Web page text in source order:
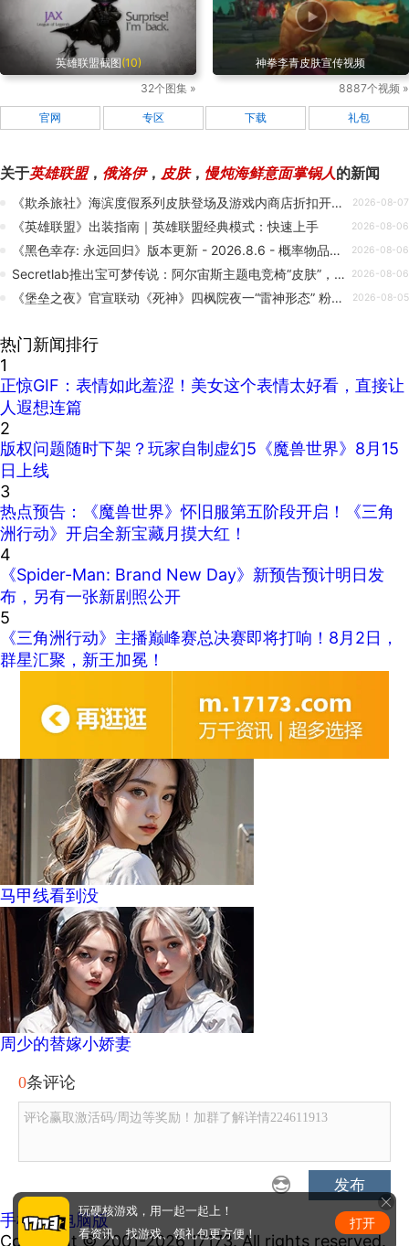
英雄联盟截图(10)
32个图集 »
神拳李青皮肤宣传视频
8887个视频 »
官网 专区 下载 礼包
关于英雄联盟， 俄洛伊， 皮肤， 慢炖海鲜意面掌锅人的新闻
《欺杀旅社》海滨度假系列皮肤登场及游戏内商店折扣开启！ 2026-08-07
《英雄联盟》出装指南｜英雄联盟经典模式：快速上手 2026-08-06
《黑色幸存: 永远回归》版本更新 - 2026.8.6 - 概率物品调整说明 2026-08-06
Secretlab推出宝可梦传说：阿尔宙斯主题电竞椅“皮肤”，以初代御三家进化形态为特色 2026-08-06
《堡垒之夜》官宣联动《死神》四枫院夜一“雷神形态” 粉丝跪求别和谐我女神 2026-08-05
热门新闻排行
1
正惊GIF：表情如此羞涩！美女这个表情太好看，直接让
人遐想连篇
2
版权问题随时下架？玩家自制虚幻5《魔兽世界》8月15
日上线
3
热点预告：《魔兽世界》怀旧服第五阶段开启！《三角
洲行动》开启全新宝藏月摸大红！
4
《Spider-Man: Brand New Day》新预告预计明日发
布，另有一张新剧照公开
5
《三角洲行动》主播巅峰赛总决赛即将打响！8月2日，
群星汇聚，新王加冕！
马甲线看到没
周少的替嫁小娇妻
0条评论
评论赢取激活码/周边等奖励！加群了解详情224611913
发布
手机版|电脑版
Copyright © 2001-2026 17173. All rights reserved.
玩硬核游戏，用一起一起上！
看资讯、找游戏、领礼包更方便！
打开